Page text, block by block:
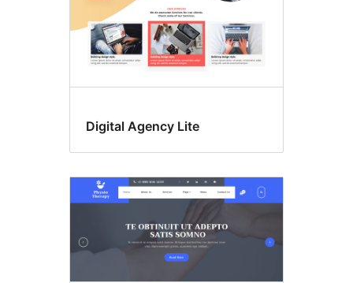
Digital Agency Lite